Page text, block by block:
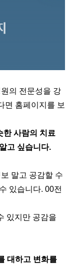
의 전문성을 강
면 홈페이지를 보
한 사람의 치료
고 싶습니다.
말고 공감할 수
있습니다. 00전
있지만 공감을
대하고 변화를